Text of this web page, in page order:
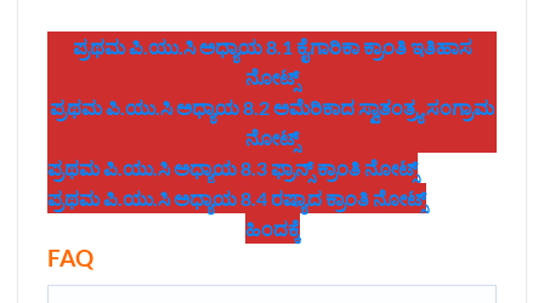
ಪ್ರಥಮ ಪಿ.ಯು.ಸಿ ಅಧ್ಯಾಯ 8.1 ಕೈಗಾರಿಕಾ ಕ್ರಾಂತಿ ಇತಿಹಾಸ
ನೋಟ್ಸ್
ಪ್ರಥಮ ಪಿ.ಯು.ಸಿ ಅಧ್ಯಾಯ 8.2 ಅಮೆರಿಕಾದ ಸ್ವಾತಂತ್ರ್ಯ ಸಂಗ್ರಾಮ
ನೋಟ್ಸ್
ಪ್ರಥಮ ಪಿ.ಯು.ಸಿ ಅಧ್ಯಾಯ 8.3 ಫ್ರಾನ್ಸ್‌ ಕ್ರಾಂತಿ ನೋಟ್ಸ್
ಪ್ರಥಮ ಪಿ.ಯು.ಸಿ ಅಧ್ಯಾಯ 8.4 ರಷ್ಯಾದ ಕ್ರಾಂತಿ ನೋಟ್ಸ್
ಹಿಂದಕ್ಕೆ
FAQ